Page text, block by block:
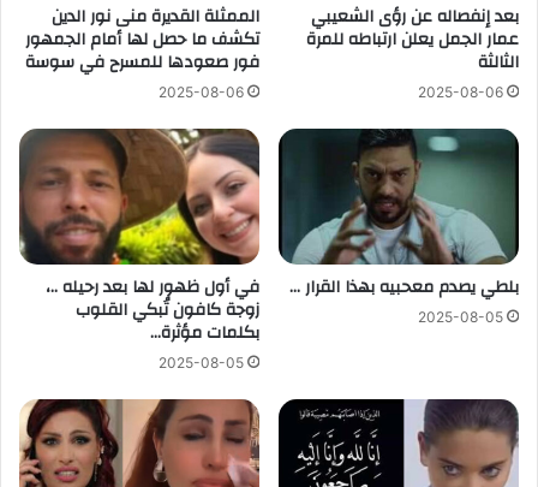
بعد إنفصاله عن رؤى الشعيبي
عمار الجمل يعلن ارتباطه للمرة
الثالثة
2025-08-06
الممثلة القديرة منى نور الدين
تكشف ما حصل لها أمام الجمهور
فور صعودها للمسرح في سوسة
2025-08-06
بلطي يصدم معحبيه بهذا القرار …
2025-08-05
في أول ظهور لها بعد رحيله ..،
زوجة كافون تُبكي القلوب
بكلمات مؤثرة…
2025-08-05